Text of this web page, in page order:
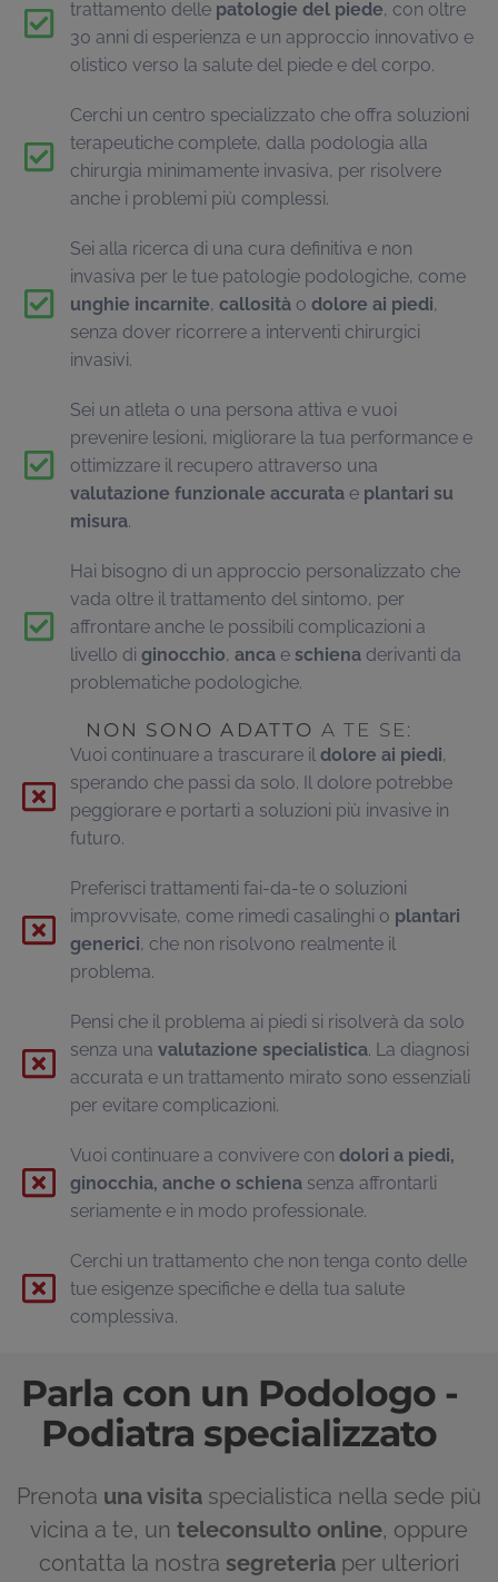
trattamento delle patologie del piede, con oltre
30 anni di esperienza e un approccio innovativo e
olistico verso la salute del piede e del corpo.
Cerchi un centro specializzato che offra soluzioni
terapeutiche complete, dalla podologia alla
chirurgia minimamente invasiva, per risolvere
anche i problemi più complessi.
Sei alla ricerca di una cura definitiva e non
invasiva per le tue patologie podologiche, come
unghie incarnite, callositào dolore ai piedi,
senza dover ricorrere a interventi chirurgici
invasivi.
Sei un atleta o una persona attiva e vuoi
prevenire lesioni, migliorare la tua performance e
ottimizzare il recupero attraverso una
valutazione funzionale accuratae plantari su
misura.
Hai bisogno di un approccio personalizzato che
vada oltre il trattamento del sintomo, per
affrontare anche le possibili complicazioni a
livello di ginocchio, ancae schienaderivanti da
problematiche podologiche.
NON SONO ADATTO A TE SE:
Vuoi continuare a trascurare il dolore ai piedi,
sperando che passi da solo. Il dolore potrebbe
peggiorare e portarti a soluzioni più invasive in
futuro.
Preferisci trattamenti fai-da-te o soluzioni
improvvisate, come rimedi casalinghi o plantari
generici, che non risolvono realmente il
problema.
Pensi che il problema ai piedi si risolverà da solo
senza una valutazione specialistica. La diagnosi
accurata e un trattamento mirato sono essenziali
per evitare complicazioni.
Vuoi continuare a convivere con dolori a piedi,
ginocchia, anche o schienasenza affrontarli
seriamente e in modo professionale.
Cerchi un trattamento che non tenga conto delle
tue esigenze specifiche e della tua salute
complessiva.
Parla con un Podologo -
Podiatra specializzato
Prenota una visita specialistica nella sede più
vicina a te, un teleconsulto online, oppure
contatta la nostra segreteria per ulteriori